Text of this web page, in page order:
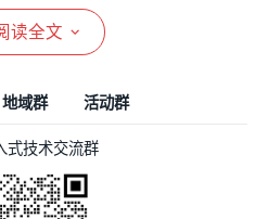
可以使用1.8英寸的TFT
作，至少需要准备4个按
左、右方向键，以及A、B
音效提示，增加游戏的趣
读全文
地域群 活动群
式技术交流群